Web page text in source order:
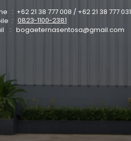
: +62 21 38 777 008 / +62 21 38 777 031
:
: bogaeternasentosa@gmail.com
0823-1100-2381